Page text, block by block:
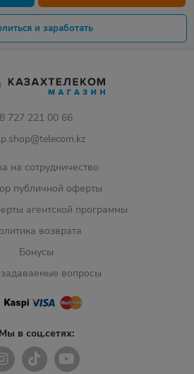
и заработать
8 727 221 00 66
на сотрудничество
публичной оферты
агентской программы
возврата
Бонусы
вопросы
Мы в соц.сетях: